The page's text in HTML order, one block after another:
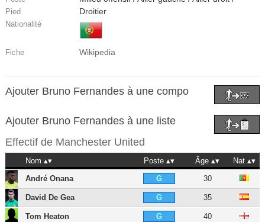
Pied Droitier
Nationalité
Fiche Wikipedia
Ajouter Bruno Fernandes à une compo
Ajouter Bruno Fernandes à une liste
Effectif de Manchester United
Nom Poste Âge
Nat
André Onana
G 30
David De Gea G 35
Tom Heaton G 40